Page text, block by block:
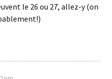
le 26 ou 27, allez-y (on